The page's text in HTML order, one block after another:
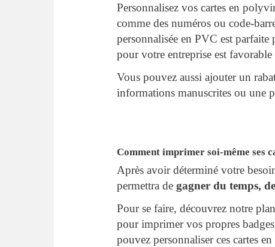
Personnalisez vos cartes en
comme des numéros ou code-
personnalisée en PVC est
pour votre entreprise est
Vous pouvez aussi ajouter un
informations manuscrites ou une
Comment imprimer soi-même ses
Après avoir déterminé votre
permettra de gagner du temps,
Pour se faire, découvrez notre
pour imprimer vos propres
pouvez personnaliser ces cartes